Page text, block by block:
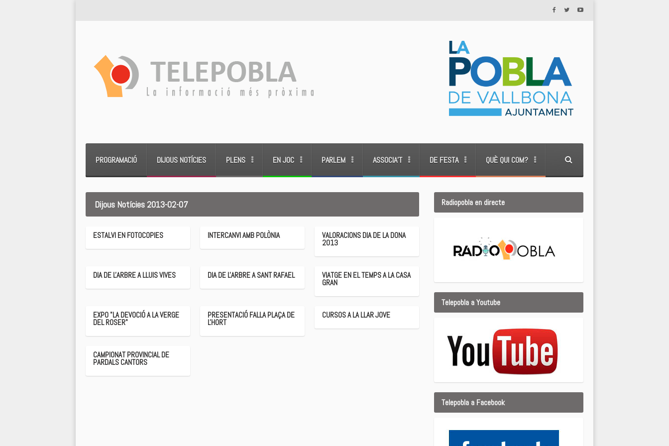
PROGRAMACIÓ DIJOUS NOTÍCIES PLENS EN JOC PARLEM ASSOCIA’T DE FESTA QUÈ QUI COM?
Dijous Notícies 2013-02-07
ESTALVI EN FOTOCOPIES INTERCANVI AMB POLÒNIA VALORACIONS DIA DE LA DONA
2013
DIA DE L'ARBRE A LLUIS VIVES DIA DE L'ARBRE A SANT RAFAEL VIATGE EN EL TEMPS A LA CASA
GRAN
EXPO "LA DEVOCIÓ A LA VERGE
DEL ROSER"
PRESENTACIÓ FALLA PLAÇA DE
L'HORT
CURSOS A LA LLAR JOVE
CAMPIONAT PROVINCIAL DE
PARDALS CANTORS
Radiopobla en directe
Telepobla a Youtube
Telepobla a Facebook